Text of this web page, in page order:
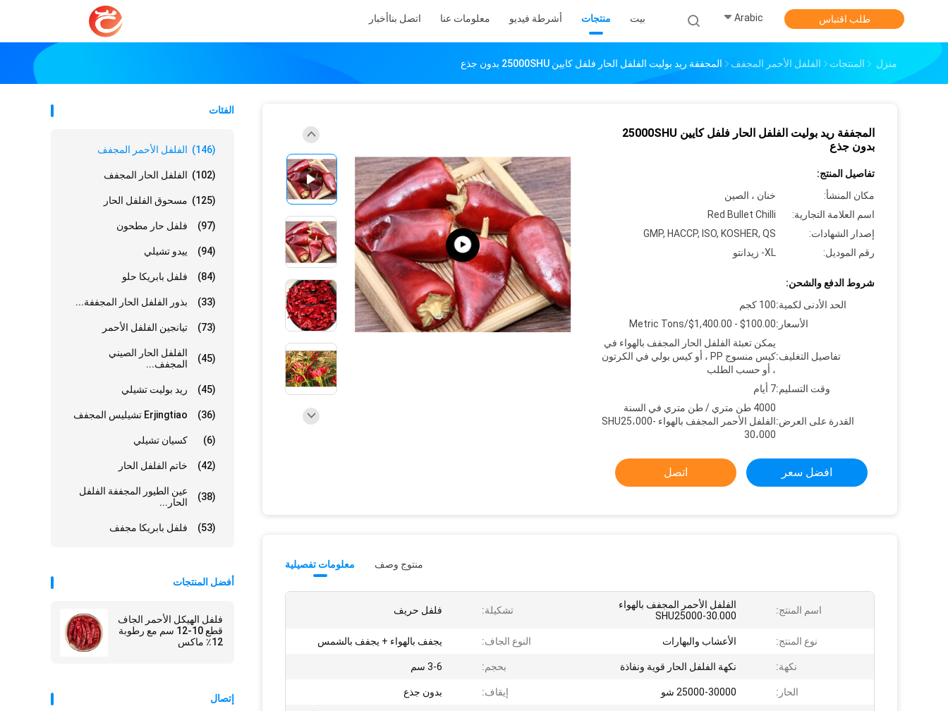
بيت منتجات أشرطة فيديو معلومات عنا اتصل بناأخبار Arabic طلب اقتباس
منزل المنتجات الفلفل الأحمر المجفف المجففة ريد بوليت الفلفل الحار فلفل كايين 25000SHU بدون جذع
الفئات
الفلفل الأحمر المجفف (146)
الفلفل الحار المجفف (102)
مسحوق الفلفل الحار (125)
فلفل حار مطحون (97)
ييدو تشيلي (94)
فلفل بابريكا حلو (84)
بذور الفلفل الحار المجففة... (33)
تيانجين الفلفل الأحمر (73)
الفلفل الحار الصيني
المجفف...
(45)
ريد بوليت تشيلي (45)
Erjingtiao تشيليس المجفف (36)
كسيان تشيلي (6)
خاتم الفلفل الحار (42)
عين الطيور المجففة الفلفل
الحار...
(38)
فلفل بابريكا مجفف (53)
أفضل المنتجات
فلفل الهيكل الأحمر الجاف
قطع 10-12 سم مع رطوبة
12٪ ماكس
إتصال
المجففة ريد بوليت الفلفل الحار فلفل كايين 25000SHU
بدون جذع
تفاصيل المنتج:
مكان المنشأ:
خنان ، الصين
اسم العلامة التجارية:
Red Bullet Chilli
إصدار الشهادات:
GMP, HACCP, ISO, KOSHER, QS
رقم الموديل:
XL- زيدانتو
شروط الدفع والشحن:
الحد الأدنى لكمية:100 كجم
الأسعار:$100.00 - $1,400.00/Metric Tons
تفاصيل التغليف:
يمكن تعبئة الفلفل الحار المجفف بالهواء في
كيس منسوج PP ، أو كيس بولي في الكرتون
، أو حسب الطلب
وقت التسليم:7 أيام
القدرة على العرض:
4000 طن متري / طن متري في السنة
الفلفل الأحمر المجفف بالهواء SHU25،000-
30،000
افضل سعر اتصل
معلومات تفصيلية منتوج وصف
اسم المنتج:
الفلفل الأحمر المجفف بالهواء
SHU25000-30.000
تشكيلة: فلفل حريف
نوع المنتج: الأعشاب والبهارات النوع الجاف: يجفف بالهواء + يجفف بالشمس
نكهة: نكهة الفلفل الحار قوية ونفاذة بحجم: 3-6 سم
الحار: 25000-30000 شو إيقاف: بدون جذع